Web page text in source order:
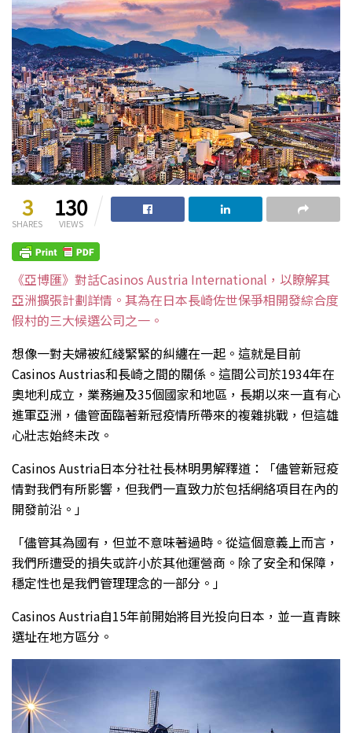
3
SHARES
130
VIEWS
《亞博匯》對話Casinos Austria International，以瞭解其
亞洲擴張計劃詳情。其為在日本長崎佐世保爭相開發綜合度
假村的三大候選公司之一。
想像一對夫婦被紅綫緊緊的糾纏在一起。這就是目前
Casinos Austrias和長崎之間的關係。這間公司於1934年在
奧地利成立，業務遍及35個國家和地區，長期以來一直有心
進軍亞洲，儘管面臨著新冠疫情所帶來的複雜挑戰，但這雄
心壯志始終未改。
Casinos Austria日本分社社長林明男解釋道：「儘管新冠疫
情對我們有所影響，但我們一直致力於包括網絡項目在內的
開發前沿。」
「儘管其為國有，但並不意味著過時。從這個意義上而言，
我們所遭受的損失或許小於其他運營商。除了安全和保障，
穩定性也是我們管理理念的一部分。」
Casinos Austria自15年前開始將目光投向日本，並一直青睞
選址在地方區分。